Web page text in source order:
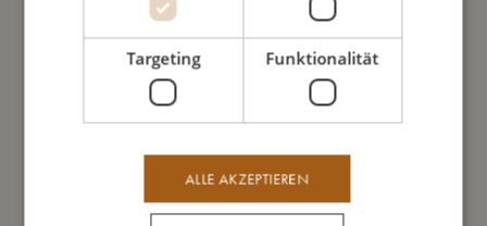
So kannst Du mich pflegen
Targeting Funktionalität
ALLE AKZEPTIEREN